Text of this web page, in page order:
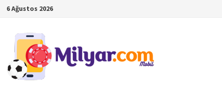
İçeriğe
6 Ağustos 2026